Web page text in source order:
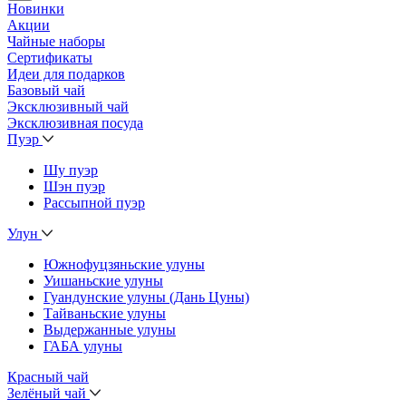
Новинки
Акции
Чайные наборы
Сертификаты
Идеи для подарков
Базовый чай
Эксклюзивный чай
Эксклюзивная посуда
Пуэр
Шу пуэр
Шэн пуэр
Рассыпной пуэр
Улун
Южнофуцзяньские улуны
Уишаньские улуны
Гуандунские улуны (Дань Цуны)
Тайваньские улуны
Выдержанные улуны
ГАБА улуны
Красный чай
Зелёный чай